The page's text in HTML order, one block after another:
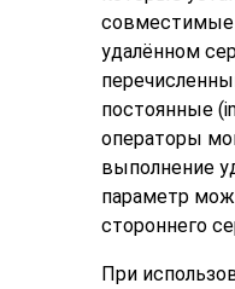
совместимые
удалённом
постоянные
операторы
выполнение
параметр
стороннего
При